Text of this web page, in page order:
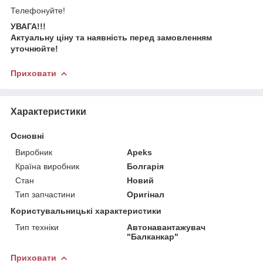
Телефонуйте!
УВАГА!!!
Актуальну ціну та наявність перед замовленням
уточнюйте!
Приховати
Характеристики
Основні
Виробник
Apeks
Країна виробник
Болгарія
Стан
Новий
Тип запчастини
Оригінал
Користувальницькі характеристики
Тип техніки
Автонавантажувач
"Балканкар"
Приховати